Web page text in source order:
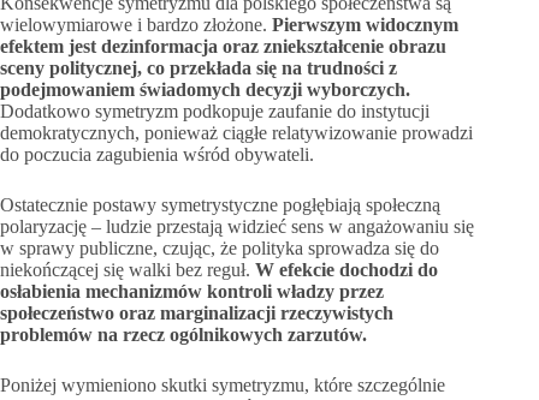
wielowymiarowe i bardzo złożone. Pierwszym widocznym
efektem jest dezinformacja oraz zniekształcenie obrazu
sceny politycznej, co przekłada się na trudności z
podejmowaniem świadomych decyzji wyborczych.
Dodatkowo symetryzm podkopuje zaufanie do instytucji
demokratycznych, ponieważ ciągłe relatywizowanie prowadzi
do poczucia zagubienia wśród obywateli.
Ostatecznie postawy symetrystyczne pogłębiają społeczną
polaryzację – ludzie przestają widzieć sens w angażowaniu się
w sprawy publiczne, czując, że polityka sprowadza się do
niekończącej się walki bez reguł. W efekcie dochodzi do
osłabienia mechanizmów kontroli władzy przez
społeczeństwo oraz marginalizacji rzeczywistych
problemów na rzecz ogólnikowych zarzutów.
Poniżej wymieniono skutki symetryzmu, które szczególnie